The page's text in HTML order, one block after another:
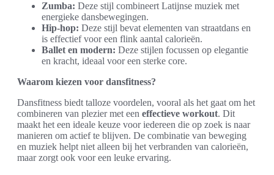
Zumba: Deze stijl combineert Latijnse muziek met
energieke dansbewegingen.
Hip-hop: Deze stijl bevat elementen van straatdans en
is effectief voor een flink aantal calorieën.
Ballet en modern: Deze stijlen focussen op elegantie
en kracht, ideaal voor een sterke core.
Waarom kiezen voor dansfitness?
Dansfitness biedt talloze voordelen, vooral als het gaat om het
combineren van plezier met een effectieve workout. Dit
maakt het een ideale keuze voor iedereen die op zoek is naar
manieren om actief te blijven. De combinatie van beweging
en muziek helpt niet alleen bij het verbranden van calorieën,
maar zorgt ook voor een leuke ervaring.